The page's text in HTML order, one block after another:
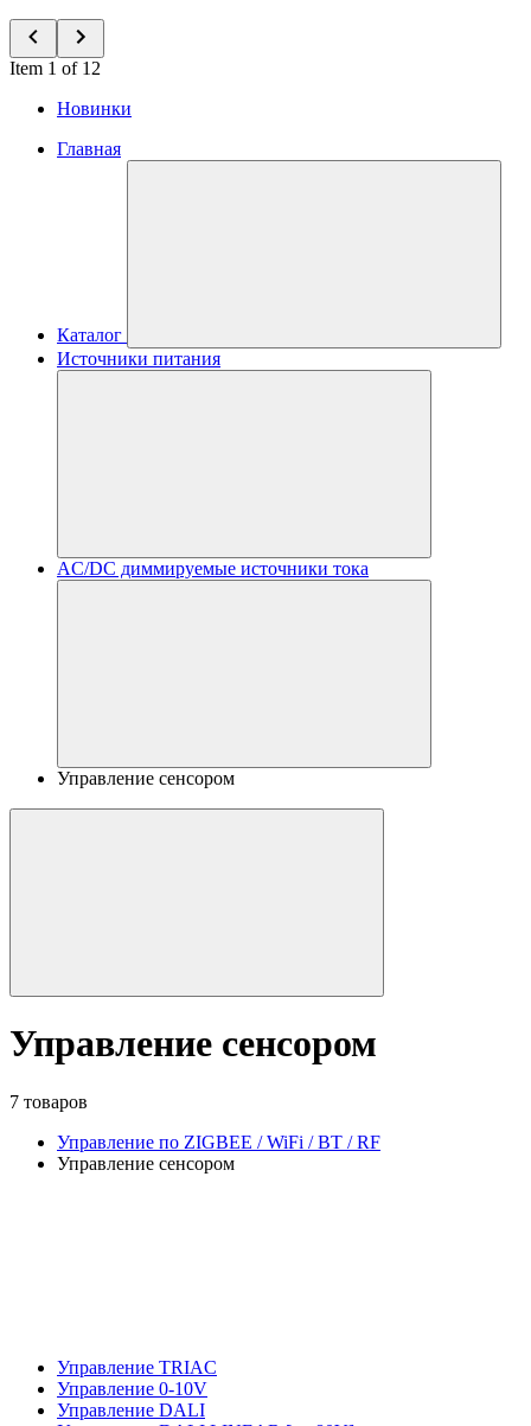
Item 1 of 12
Новинки
Главная
Каталог
Источники питания
AC/DC диммируемые источники тока
Управление сенсором
Управление сенсором
7 товаров
Управление по ZIGBEE / WiFi / BT / RF
Управление сенсором
Управление TRIAC
Управление 0-10V
Управление DALI